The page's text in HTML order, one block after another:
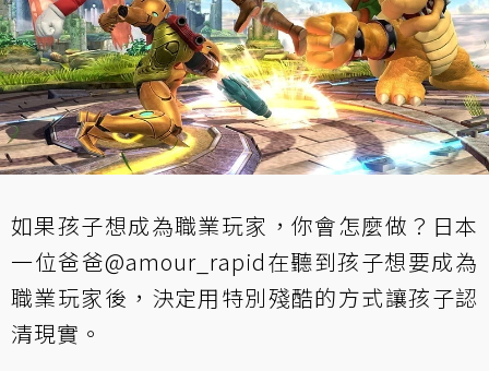
如果孩子想成為職業玩家，你會怎麼做？日本
一位爸爸@amour_rapid在聽到孩子想要成為
職業玩家後，決定用特別殘酷的方式讓孩子認
清現實。